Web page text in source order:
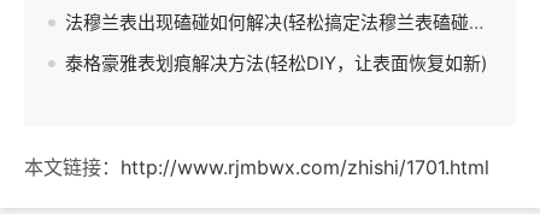
法穆兰表出现磕碰如何解决(轻松搞定法穆兰表磕碰问题)
泰格豪雅表划痕解决方法(轻松DIY，让表面恢复如新)
本文链接： http://www.rjmbwx.com/zhishi/1701.html